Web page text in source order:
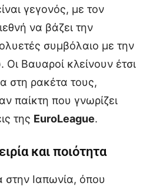
γεγονός, με τον
να βάζει την
συμβόλαιο με την
. Οι Βαυαροί κλείνουν έτσι
στη ρακέτα τους,
παίκτη που γνωρίζει
της EuroLeague.
και ποιότητα
στην Ιαπωνία, όπου